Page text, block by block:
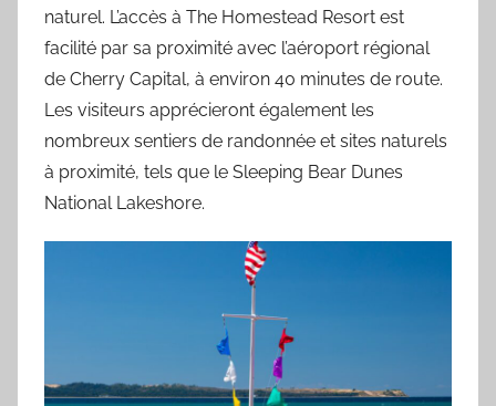
naturel. L’accès à The Homestead Resort est
facilité par sa proximité avec l’aéroport régional
de Cherry Capital, à environ 40 minutes de route.
Les visiteurs apprécieront également les
nombreux sentiers de randonnée et sites naturels
à proximité, tels que le Sleeping Bear Dunes
National Lakeshore.